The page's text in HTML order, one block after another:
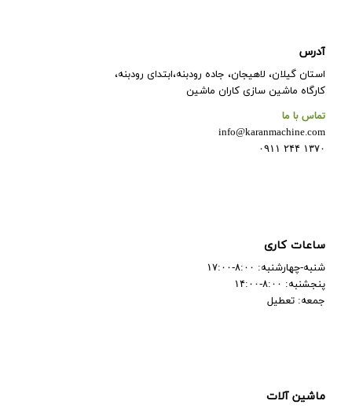
آدرس
استان گیلان، لاهیجان، جاده رودبنه،ابتدای رودبنه،
کارگاه ماشین سازی کاران ماشین
تماس با ما
info@karanmachine.com
۱۳۷۰ ۲۴۴ ۰۹۱۱
ساعات کاری
شنبه-چهارشنبه: ۸:۰۰-۱۷:۰۰
پنجشنبه: ۸:۰۰-۱۴:۰۰
جمعه: تعطیل
ماشین آلات